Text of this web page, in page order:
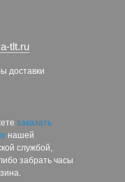
tlt.ru
доставки
заказать
нашей
службой,
забрать часы